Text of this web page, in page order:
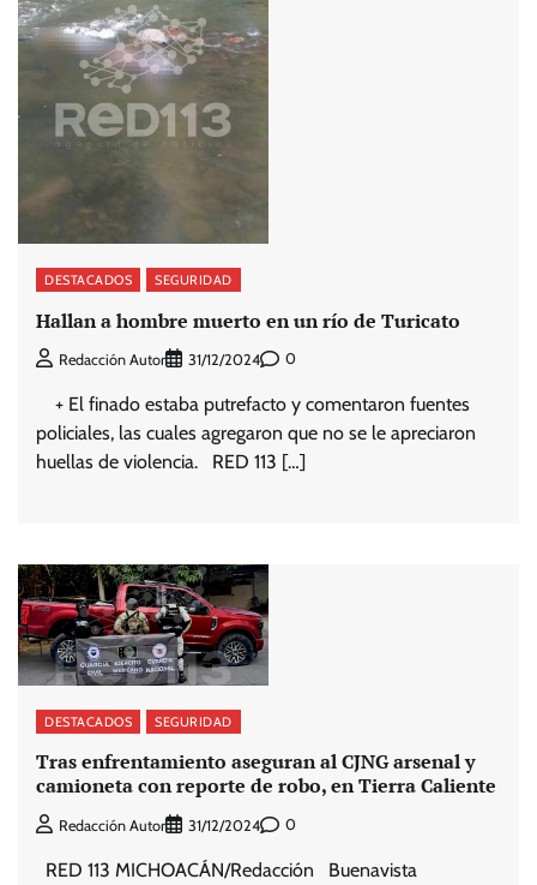
DESTACADOS SEGURIDAD
Hallan a hombre muerto en un río de Turicato
Redacción Autor 31/12/2024 0
+ El finado estaba putrefacto y comentaron fuentes
policiales, las cuales agregaron que no se le apreciaron
huellas de violencia. RED 113 […]
DESTACADOS SEGURIDAD
Tras enfrentamiento aseguran al CJNG arsenal y
camioneta con reporte de robo, en Tierra Caliente
Redacción Autor 31/12/2024 0
RED 113 MICHOACÁN/Redacción Buenavista